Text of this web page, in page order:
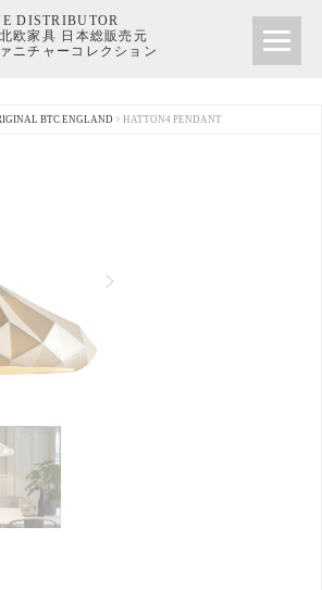
DISTRIBUTOR
欧家具 日本総販売元
ニチャーコレクション
BTC ENGLAND > HATTON4 PENDANT